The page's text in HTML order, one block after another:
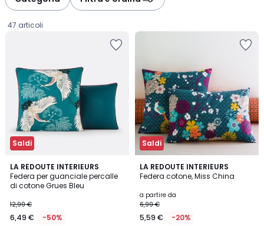
47 articoli
Saldi
LA REDOUTE INTERIEURS
Federa per guanciale percalle
di cotone Grues Bleu
€
Invece
12,99 €
6,49 € -50%
4,5
/ 5
Saldi
LA REDOUTE INTERIEURS
Federa cotone, Miss China
a partire da
6,99 €
5,59 € -20%
4,4
/ 5